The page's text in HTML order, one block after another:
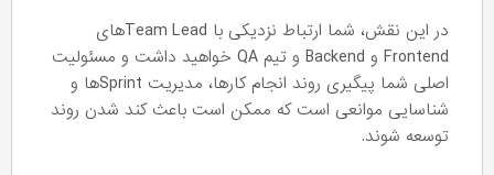
در این نقش، شما ارتباط نزدیکی با Team Leadهای
Frontend و Backend و تیم QA خواهید داشت و مسئولیت
اصلی شما پیگیری روند انجام کارها، مدیریت Sprintها و
شناسایی موانعی است که ممکن است باعث کند شدن روند
توسعه شوند.